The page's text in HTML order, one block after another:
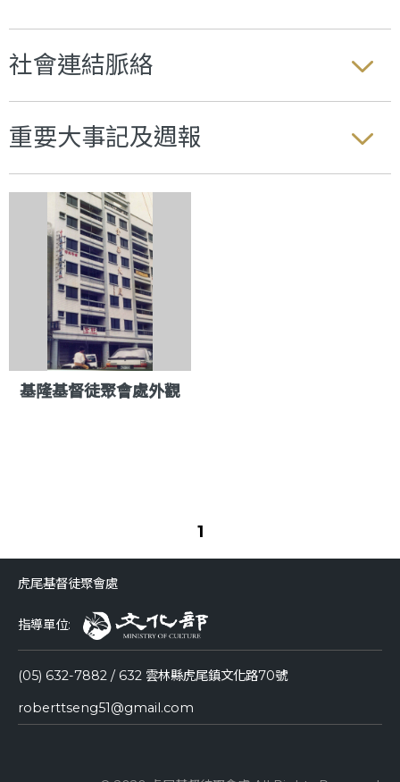
社會連結脈絡
重要大事記及週報
基隆基督徒聚會處外觀
1
虎尾基督徒聚會處
指導單位:
(05) 632-7882 / 632 雲林縣虎尾鎮文化路70號
roberttseng51@gmail.com